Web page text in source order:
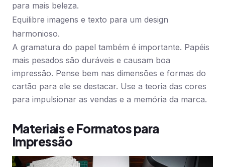
para mais beleza.
Equilibre imagens e texto para um design
harmonioso.
A gramatura do papel também é importante. Papéis
mais pesados são duráveis e causam boa
impressão. Pense bem nas dimensões e formas do
cartão para ele se destacar. Use a teoria das cores
para impulsionar as vendas e a memória da marca.
Materiais e Formatos para
Impressão